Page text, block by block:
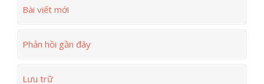
Bài viết mới
Phản hồi gần đây
Lưu trữ